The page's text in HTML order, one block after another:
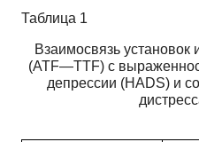
Таблица 1
Взаимосвязь
(ATF—TTF) c
депрессии (HADS) и